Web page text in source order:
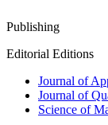
Publishing
Editorial Editions
Journal of
Journal of
Science of